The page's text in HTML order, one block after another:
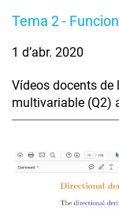
Tema 2 -
1 d’abr. 2020
Vídeos docents de
multivariable (Q2)